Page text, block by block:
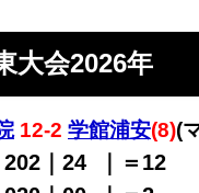
大会2026年
12-2 学館浦安(8)(
｜24
｜＝12